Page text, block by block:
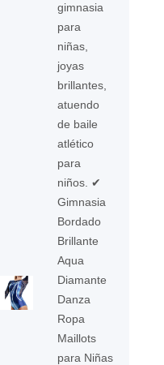
gimnasia
para
niñas,
joyas
brillantes,
atuendo
de baile
atlético
para
niños. ✔
Gimnasia
Bordado
Brillante
Aqua
Diamante
Danza
Ropa
Maillots
para Niñas